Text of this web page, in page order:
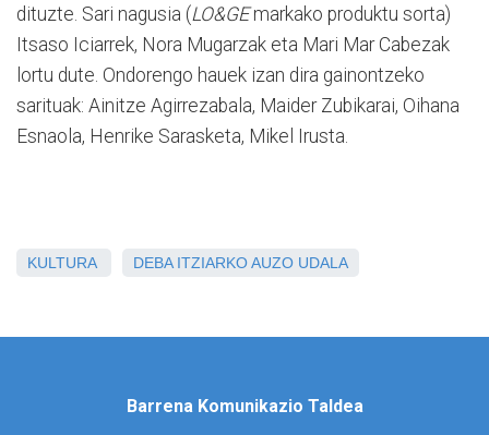
dituzte. Sari nagusia (LO&GEmarkako produktu sorta)
Itsaso Iciarrek, Nora Mugarzak eta Mari Mar Cabezak
lortu dute. Ondorengo hauek izan dira gainontzeko
sarituak: Ainitze Agirrezabala, Maider Zubikarai, Oihana
Esnaola, Henrike Sarasketa, Mikel Irusta.
KULTURA DEBA ITZIARKO AUZO UDALA
Barrena Komunikazio Taldea